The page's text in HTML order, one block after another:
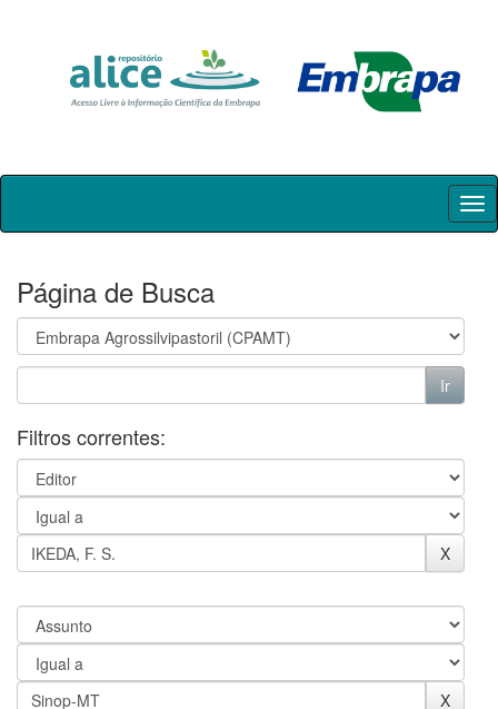
Skip
Página de Busca
Filtros correntes: